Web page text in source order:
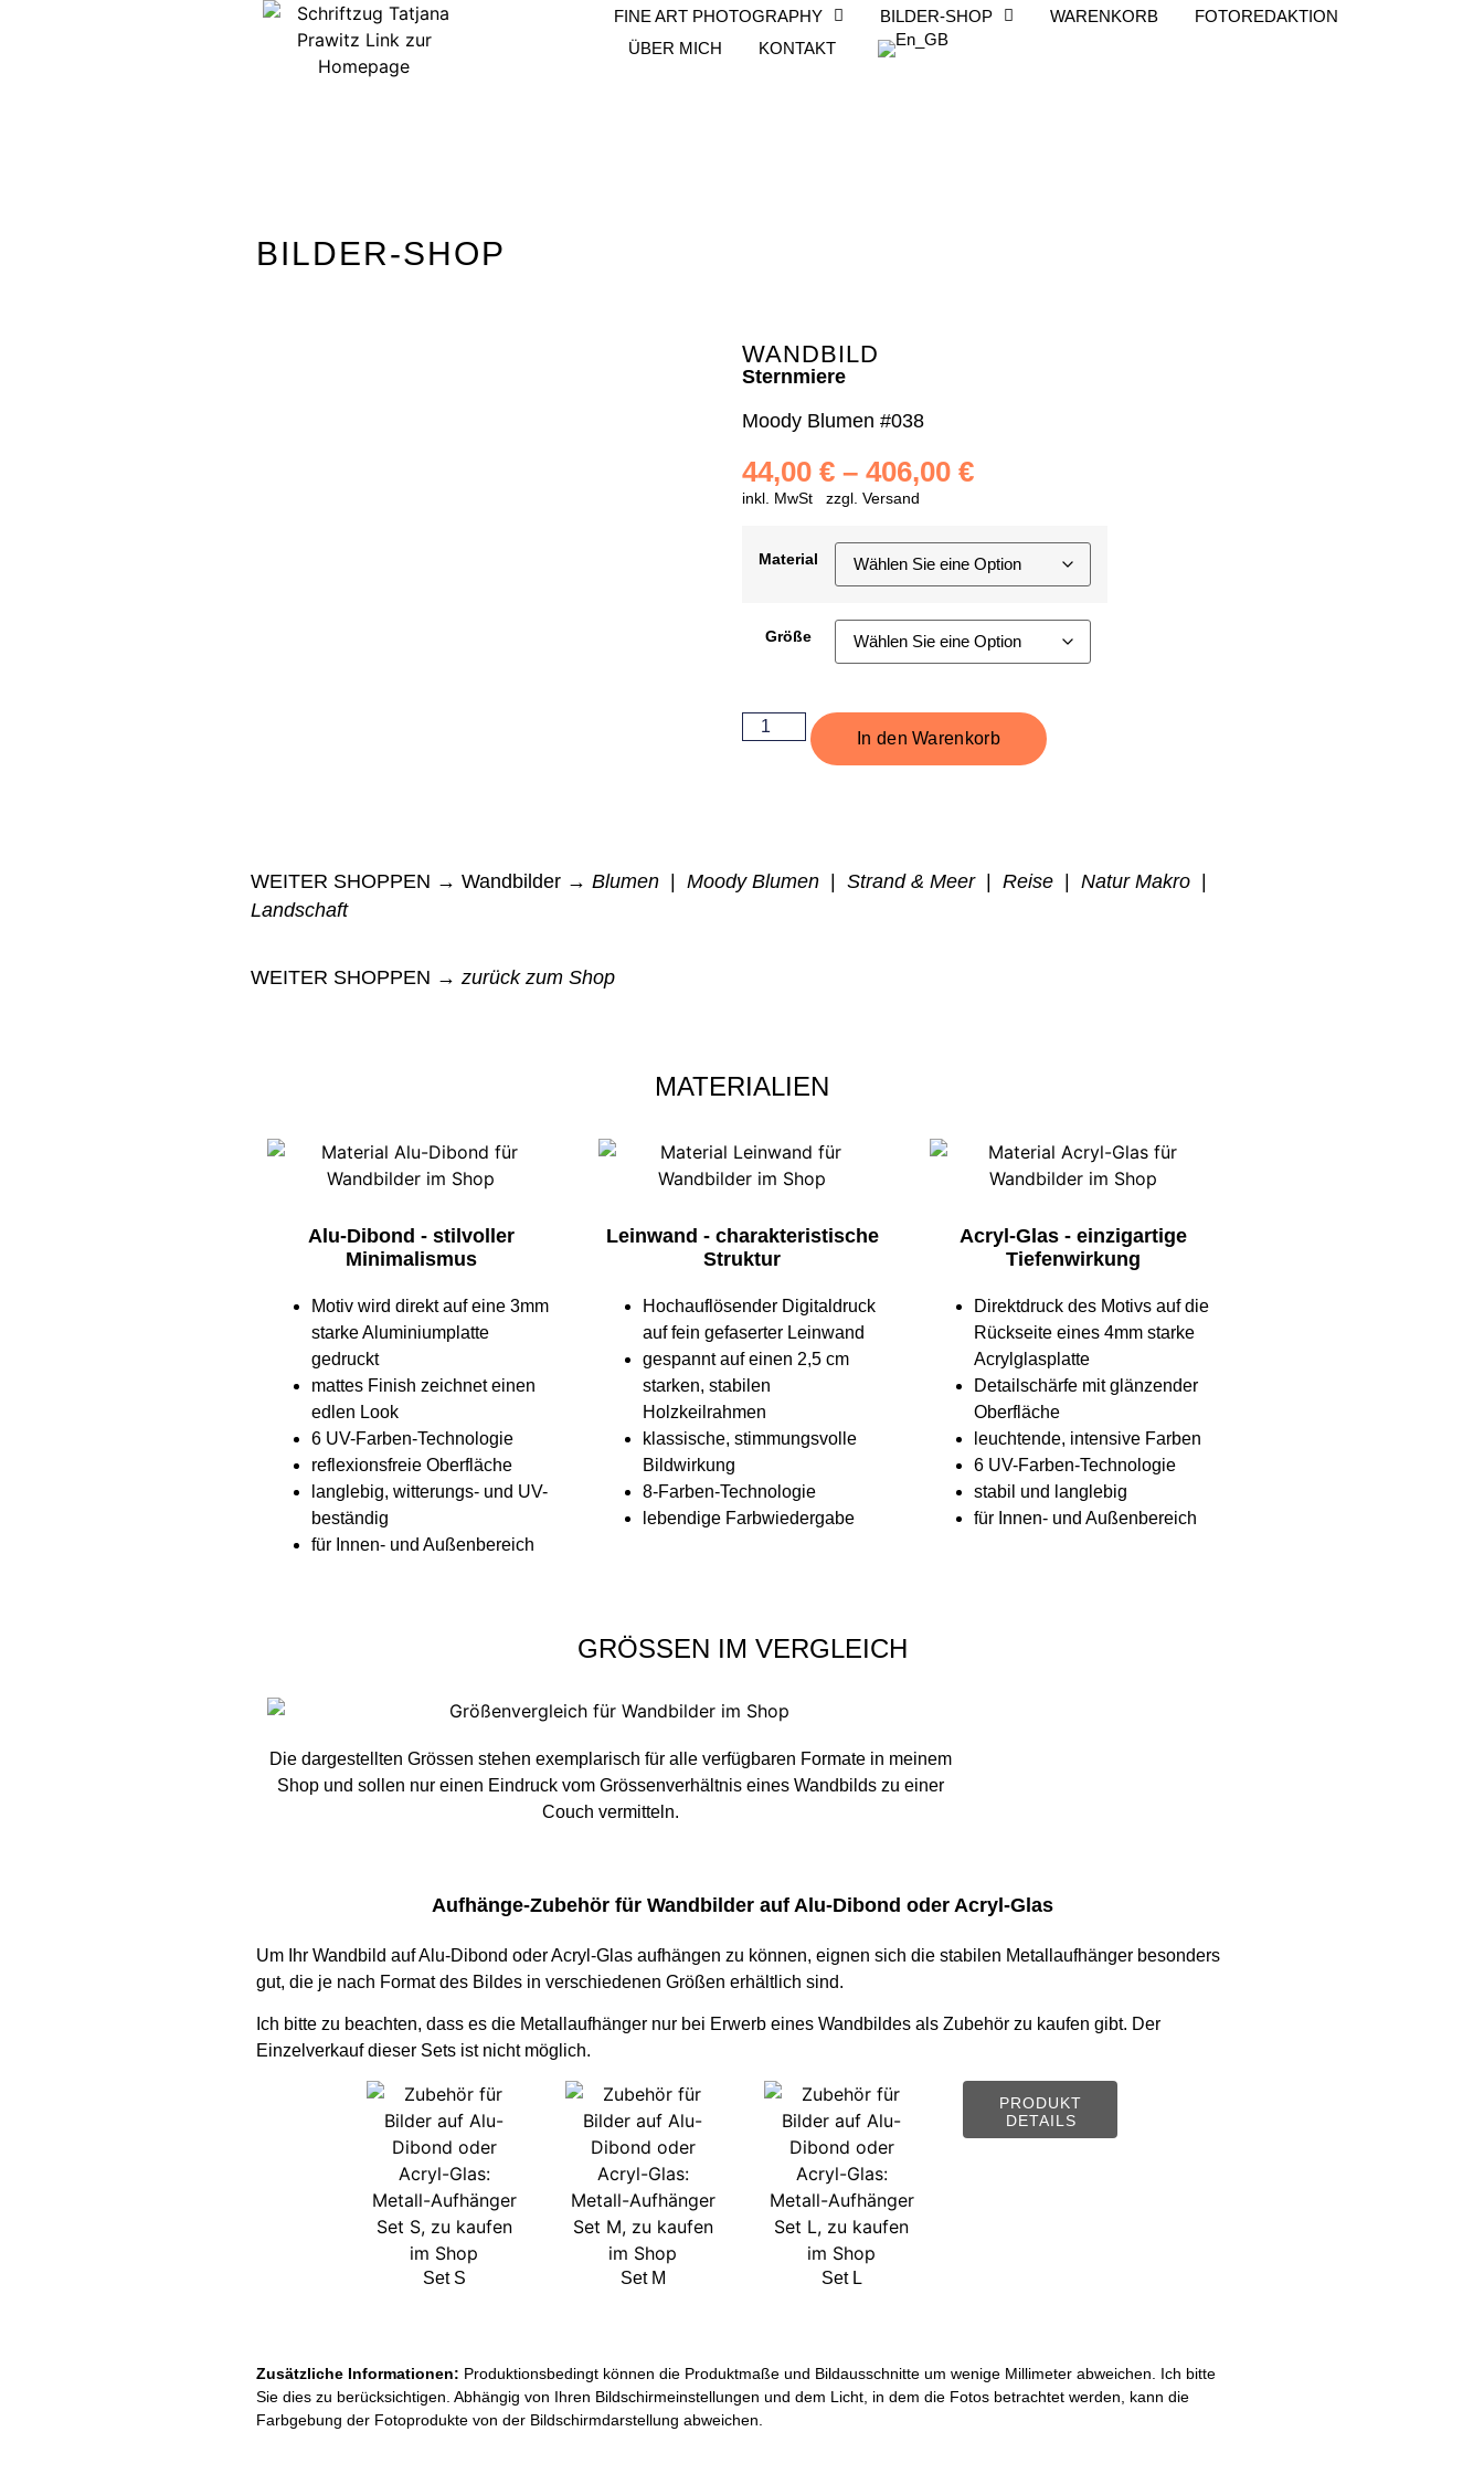
FINE ART PHOTOGRAPHY BILDER-SHOP WARENKORB
FOTOREDAKTION
ÜBER MICH
KONTAKT
BILDER-SHOP
WANDBILD
Sternmiere
Moody Blumen #038
44,00 € – 406,00 €
inkl. MwSt zzgl. Versand
Material
Größe
In den Warenkorb
WEITER SHOPPEN → Wandbilder → Blumen Moody Blumen Strand & Meer| Reise Natur Makro
Landschaft
WEITER SHOPPEN → zurück zum Shop
MATERIALIEN
Alu-Dibond - stilvoller
Minimalismus
Motiv wird direkt auf eine 3mm
starke Aluminiumplatte
gedruckt
mattes Finish zeichnet einen
edlen Look
6 UV-Farben-Technologie
reflexionsfreie Oberfläche
langlebig, witterungs- und UV-
beständig
für Innen- und Außenbereich
Leinwand - charakteristische
Struktur
Hochauflösender Digitaldruck
auf fein gefaserter Leinwand
gespannt auf einen 2,5 cm
starken, stabilen
Holzkeilrahmen
klassische, stimmungsvolle
Bildwirkung
8-Farben-Technologie
lebendige Farbwiedergabe
Acryl-Glas - einzigartige
Tiefenwirkung
Direktdruck des Motivs auf die
Rückseite eines 4mm starke
Acrylglasplatte
Detailschärfe mit glänzender
Oberfläche
leuchtende, intensive Farben
6 UV-Farben-Technologie
stabil und langlebig
für Innen- und Außenbereich
GRÖSSEN IM VERGLEICH
Die dargestellten Grössen stehen exemplarisch für alle verfügbaren Formate in meinem
Shop und sollen nur einen Eindruck vom Grössenverhältnis eines Wandbilds zu einer
Couch vermitteln.
Aufhänge-Zubehör für Wandbilder auf Alu-Dibond oder Acryl-Glas
Um Ihr Wandbild auf Alu-Dibond oder Acryl-Glas aufhängen zu können, eignen sich die stabilen Metallaufhänger besonders
gut, die je nach Format des Bildes in verschiedenen Größen erhältlich sind.
Ich bitte zu beachten, dass es die Metallaufhänger nur bei Erwerb eines Wandbildes als Zubehör zu kaufen gibt. Der
Einzelverkauf dieser Sets ist nicht möglich.
Set S Set M Set L
PRODUKT
DETAILS
Zusätzliche Informationen: Produktionsbedingt können die Produktmaße und Bildausschnitte um wenige Millimeter abweichen. Ich bitte
Sie dies zu berücksichtigen. Abhängig von Ihren Bildschirmeinstellungen und dem Licht, in dem die Fotos betrachtet werden, kann die
Farbgebung der Fotoprodukte von der Bildschirmdarstellung abweichen.